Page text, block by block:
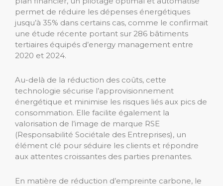
permet de réduire les dépenses énergétiques
jusqu’à 35% dans certains cas, comme le confirmait
une étude récente portant sur 286 bâtiments
tertiaires équipés d’energy management entre
2020 et 2024.
Au-delà de la réduction des coûts, cette
technologie sécurise l’approvisionnement
énergétique et minimise les risques liés aux pics de
consommation. Elle facilite également la
valorisation de l’image de marque RSE
(Responsabilité Sociétale des Entreprises), un
élément clé pour séduire les clients et répondre
aux attentes croissantes des parties prenantes.
En matière de réduction d’empreinte carbone, le